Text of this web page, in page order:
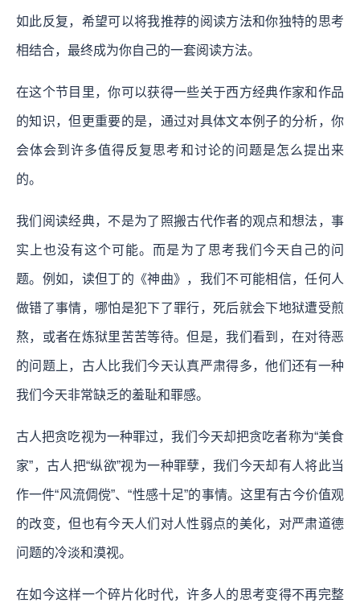
如此反复，希望可以将我推荐的阅读方法和你独特的思考
相结合，最终成为你自己的一套阅读方法。
在这个节目里，你可以获得一些关于西方经典作家和作品
的知识，但更重要的是，通过对具体文本例子的分析，你
会体会到许多值得反复思考和讨论的问题是怎么提出来
的。
我们阅读经典，不是为了照搬古代作者的观点和想法，事
实上也没有这个可能。而是为了思考我们今天自己的问
题。例如，读但丁的《神曲》，我们不可能相信，任何人
做错了事情，哪怕是犯下了罪行，死后就会下地狱遭受煎
熬，或者在炼狱里苦苦等待。但是，我们看到，在对待恶
的问题上，古人比我们今天认真严肃得多，他们还有一种
我们今天非常缺乏的羞耻和罪感。
古人把贪吃视为一种罪过，我们今天却把贪吃者称为“美食
家”，古人把“纵欲”视为一种罪孽，我们今天却有人将此当
作一件“风流倜傥”、“性感十足”的事情。这里有古今价值观
的改变，但也有今天人们对人性弱点的美化，对严肃道德
问题的冷淡和漠视。
在如今这样一个碎片化时代，许多人的思考变得不再完整